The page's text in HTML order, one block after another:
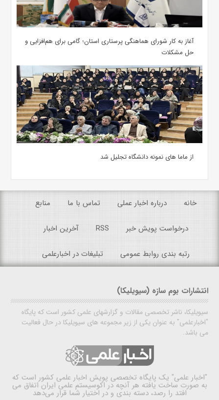
آغاز به کار شورای هماهنگی پرستاری استان؛ گامی برای هم‌افزایی و
حل مشکلات
از ماما های نمونه دانشگاه تجلیل شد
خانه درباره اخبار عملی تماس با ما منابع
درخواست پویش خبر RSS آخرین اخبار
رتبه بندی روابط عمومی تبلیغات در اخبارعلمی
انتشارات بوم سازه (سیویلیکا)
سیویلیکا، ناشر تخصصی مقالات و گزارشهای علمی کشور است که پایگاه
"اخبارعلمی" به عنوان یکی از زیر مجموعه های سیویلیکا در حال فعالیت
می باشد.
"اخبار علمی" یک پایگاه تخصصی پویش اخبار علمی کشور است که
به صورت ساخت یافته هر آنچه در اکوسیستم علمی ایران اتفاق می
افتد را رصد، دسته بندی و در اختیار شما قرار می‌دهد